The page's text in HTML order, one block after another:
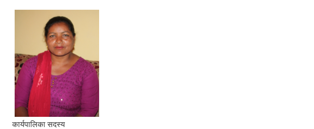
कार्यपालिका सदस्य